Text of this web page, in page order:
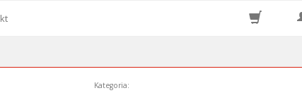
Kategoria: